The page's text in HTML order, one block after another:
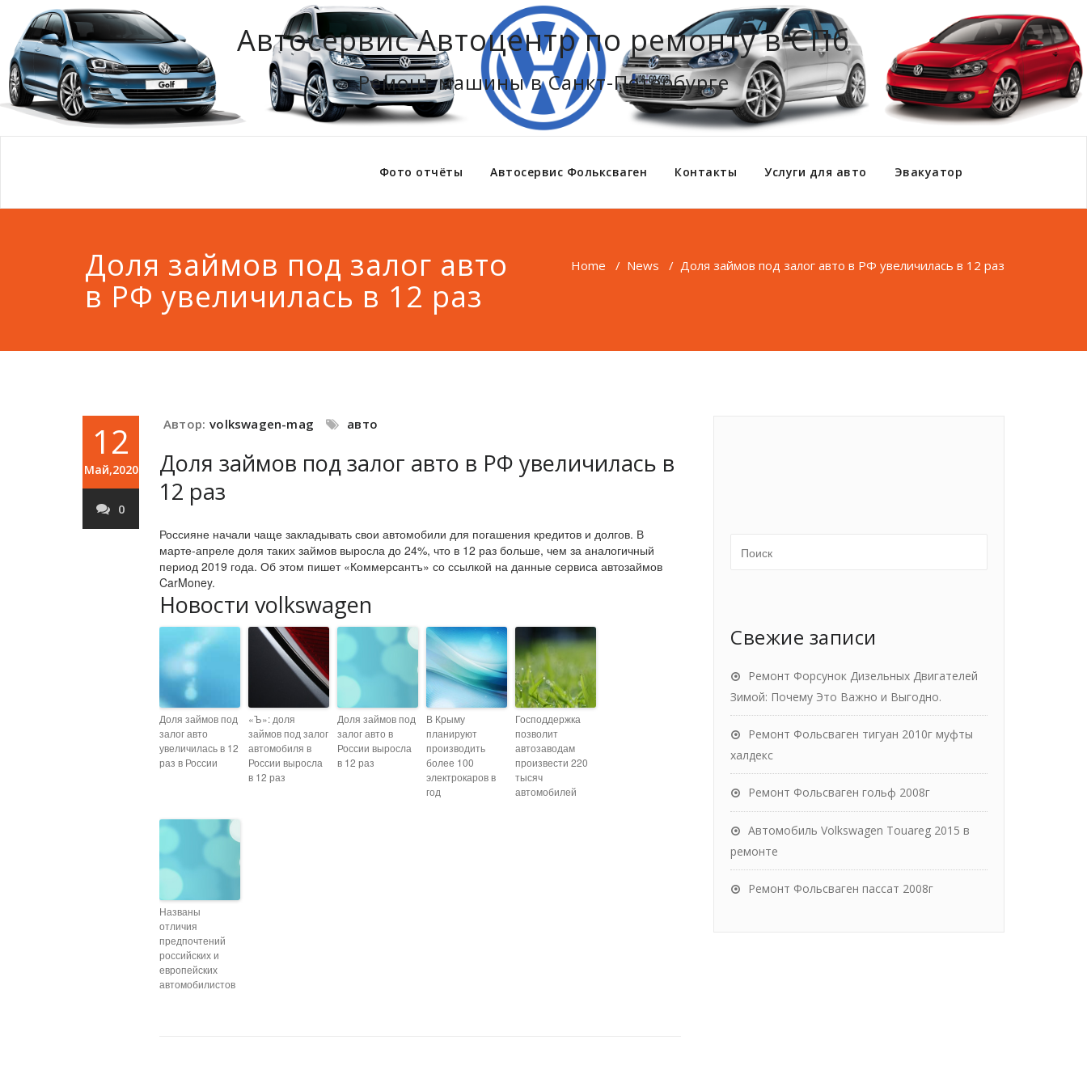
Автосервис Автоцентр по ремонту в СПб
Ремонт машины в Санкт-Петербурге
Фото отчёты Автосервис Фольксваген Контакты Услуги для авто Эвакуатор
Доля займов под залог авто
в РФ увеличилась в 12 раз
Home / News / Доля займов под залог авто в РФ увеличилась в 12 раз
12
Май,2020
0
Автор: volkswagen-mag авто
Доля займов под залог авто в РФ увеличилась в
12 раз
Россияне начали чаще закладывать свои автомобили для погашения кредитов и долгов. В
марте-апреле доля таких займов выросла до 24%, что в 12 раз больше, чем за аналогичный
период 2019 года. Об этом пишет «Коммерсантъ» со ссылкой на данные сервиса автозаймов
CarMoney.
Новости volkswagen
Доля займов под
залог авто
увеличилась в 12
раз в России
«Ъ»: доля
займов под залог
автомобиля в
России выросла
в 12 раз
Доля займов под
залог авто в
России выросла
в 12 раз
В Крыму
планируют
производить
более 100
электрокаров в
год
Господдержка
позволит
автозаводам
произвести 220
тысяч
автомобилей
Названы
отличия
предпочтений
российских и
европейских
автомобилистов
Свежие записи
Ремонт Форсунок Дизельных Двигателей
Зимой: Почему Это Важно и Выгодно.
Ремонт Фольсваген тигуан 2010г муфты
халдекс
Ремонт Фольсваген гольф 2008г
Автомобиль Volkswagen Touareg 2015 в
ремонте
Ремонт Фольсваген пассат 2008г